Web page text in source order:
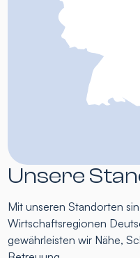
Unsere
Mit unseren Standorten
Wirtschaftsregionen
gewährleisten wir Nähe,